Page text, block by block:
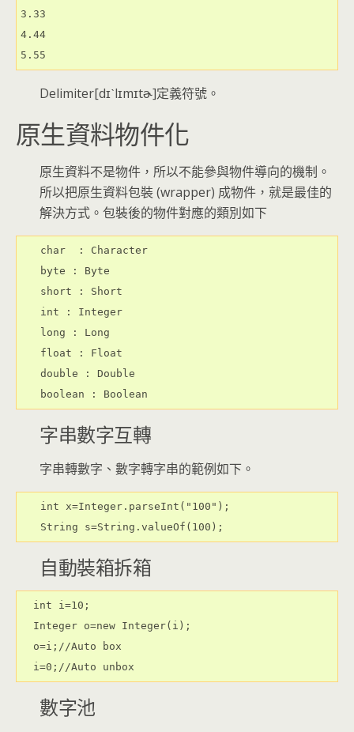
3.33
4.44
Delimiter[dɪˋlɪmɪtɚ]定義符號。
原生資料物件化
原生資料不是物件，所以不能參與物件導向的機制。
所以把原生資料包裝 (wrapper) 成物件，就是最佳的
解決方式。包裝後的物件對應的類別如下
char  : Character
byte : Byte
short : Short
int : Integer
long : Long
float : Float
double : Double
boolean : Boolean
字串數字互轉
字串轉數字、數字轉字串的範例如下。
int x=Integer.parseInt("100");
String s=String.valueOf(100);
自動裝箱拆箱
  int i=10;
  Integer o=new Integer(i);
  o=i;//Auto box
  i=0;//Auto unbox
數字池